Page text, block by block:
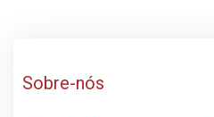
Sobre-nós